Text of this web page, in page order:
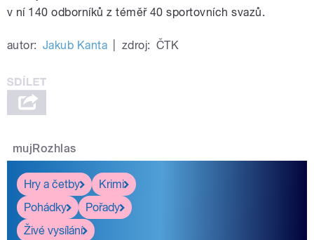
v ní 140 odborníků z téměř 40 sportovních svazů.
autor: Jakub Kanta zdroj: ČTK
mujRozhlas
Hry a četby
Krimi
Pohádky
Pořady
Živé vysílání